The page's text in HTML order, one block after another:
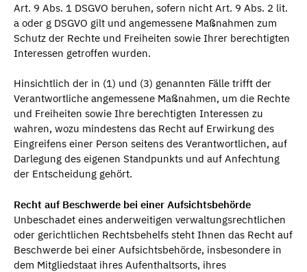
Art. 9 Abs. 1 DSGVO beruhen, sofern nicht Art. 9 Abs. 2 lit.
a oder g DSGVO gilt und angemessene Maßnahmen zum
Schutz der Rechte und Freiheiten sowie Ihrer berechtigten
Interessen getroffen wurden.
Hinsichtlich der in (1) und (3) genannten Fälle trifft der
Verantwortliche angemessene Maßnahmen, um die Rechte
und Freiheiten sowie Ihre berechtigten Interessen zu
wahren, wozu mindestens das Recht auf Erwirkung des
Eingreifens einer Person seitens des Verantwortlichen, auf
Darlegung des eigenen Standpunkts und auf Anfechtung
der Entscheidung gehört.
Recht auf Beschwerde bei einer Aufsichtsbehörde
Unbeschadet eines anderweitigen verwaltungsrechtlichen
oder gerichtlichen Rechtsbehelfs steht Ihnen das Recht auf
Beschwerde bei einer Aufsichtsbehörde, insbesondere in
dem Mitgliedstaat ihres Aufenthaltsorts, ihres